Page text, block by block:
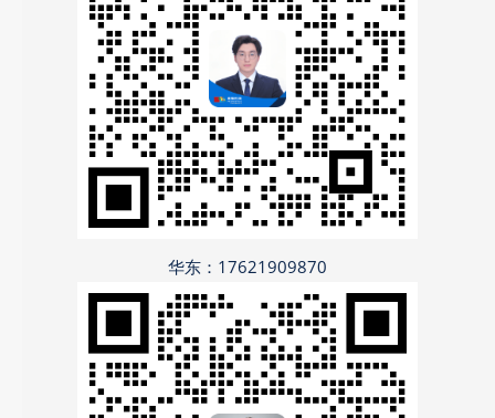
华东：17621909870